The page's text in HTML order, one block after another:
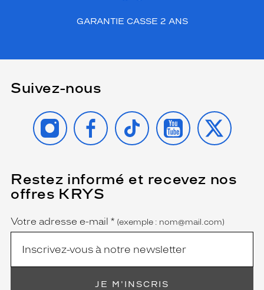
GARANTIE CASSE 2 ANS
Suivez-nous
INSTAGRAMFACEBOOK
TIKTOK YOUTUBE
X
Restez informé et recevez nos
offres KRYS
Name
Votre adresse e-mail *
(Ce
champ
est
obligatoire)
(exemple : nom@mail.com)
JE M'INSCRIS